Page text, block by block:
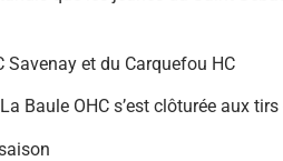
Savenay et du Carquefou HC
Baule OHC s’est clôturée aux